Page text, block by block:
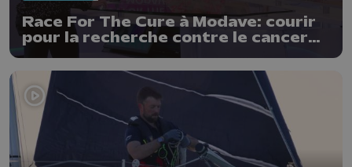
Race For The Cure à Modave: courir
pour la recherche contre le cancer
du sein